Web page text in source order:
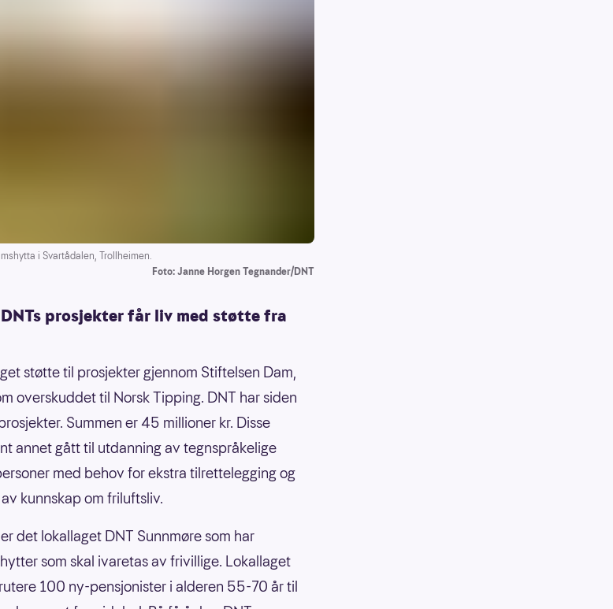
i Svartådalen, Trollheimen.
Foto: Janne Horgen Tegnander/DNT
prosjekter får liv med støtte fra
støtte til prosjekter gjennom Stiftelsen Dam,
overskuddet til Norsk Tipping. DNT har siden
Summen er 45 millioner kr. Disse
annet gått til utdanning av tegnspråkelige
med behov for ekstra tilrettelegging og
kunnskap om friluftsliv.
er det lokallaget DNT Sunnmøre som har
som skal ivaretas av frivillige. Lokallaget
100 ny-pensjonister i alderen 55-70 år til